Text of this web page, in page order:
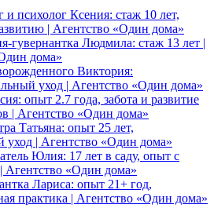
и психолог Ксения: стаж 10 лет,
| Агентство «Один дома»
гувернантка Людмила: стаж 13 лет |
дома»
Виктория:
уход | Агентство «Один дома»
опыт 2.7 года, забота и развитие
| Агентство «Один дома»
Татьяна: опыт 25 лет,
уход | Агентство «Один дома»
Юлия: 17 лет в саду, опыт с
Агентство «Один дома»
Лариса: опыт 21+ год,
практика | Агентство «Один дома»